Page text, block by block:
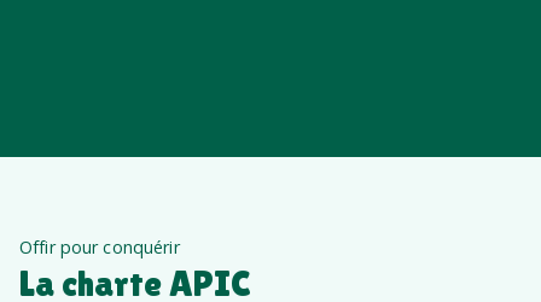
Offir pour conquérir
La charte APIC